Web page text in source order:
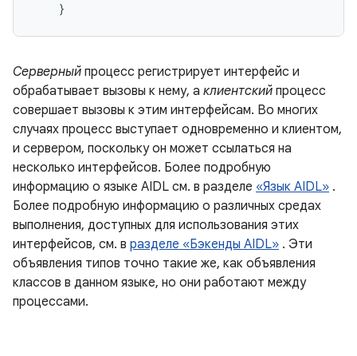
}
Серверный процесс регистрирует интерфейс и
обрабатывает вызовы к нему, а клиентский процесс
совершает вызовы к этим интерфейсам. Во многих
случаях процесс выступает одновременно и клиентом,
и сервером, поскольку он может ссылаться на
несколько интерфейсов. Более подробную
информацию о языке AIDL см. в разделе «Язык AIDL» .
Более подробную информацию о различных средах
выполнения, доступных для использования этих
интерфейсов, см. в разделе «Бэкенды AIDL» . Эти
объявления типов точно такие же, как объявления
классов в данном языке, но они работают между
процессами.